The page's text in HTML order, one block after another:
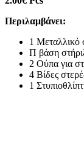
Περιλαμβάνει:
1 Μεταλλικό
Π βάση
2 Ούπα για
4 Βίδες
1